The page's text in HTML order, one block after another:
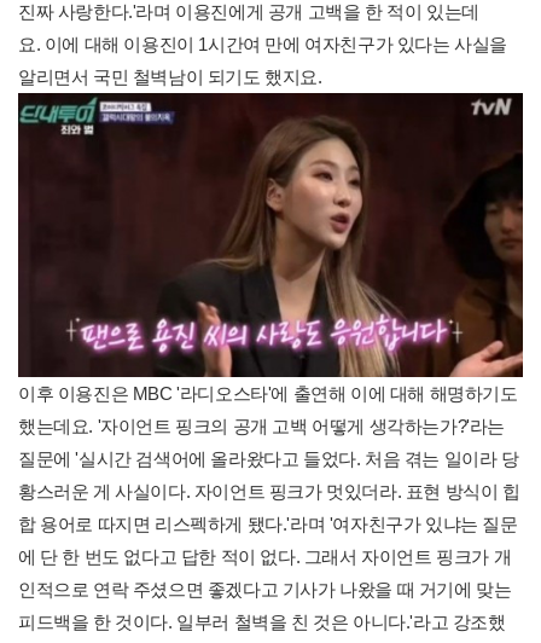
진짜 사랑한다.'라며 이용진에게 공개 고백을 한 적이 있는데
요. 이에 대해 이용진이 1시간여 만에 여자친구가 있다는 사실을
알리면서 국민 철벽남이 되기도 했지요.
이후 이용진은 MBC '라디오스타'에 출연해 이에 대해 해명하기도
했는데요. '자이언트 핑크의 공개 고백 어떻게 생각하는가?'라는
질문에 '실시간 검색어에 올라왔다고 들었다. 처음 겪는 일이라 당
황스러운 게 사실이다. 자이언트 핑크가 멋있더라. 표현 방식이 힙
합 용어로 따지면 리스펙하게 됐다.'라며 '여자친구가 있냐는 질문
에 단 한 번도 없다고 답한 적이 없다. 그래서 자이언트 핑크가 개
인적으로 연락 주셨으면 좋겠다고 기사가 나왔을 때 거기에 맞는
피드백을 한 것이다. 일부러 철벽을 친 것은 아니다.'라고 강조했